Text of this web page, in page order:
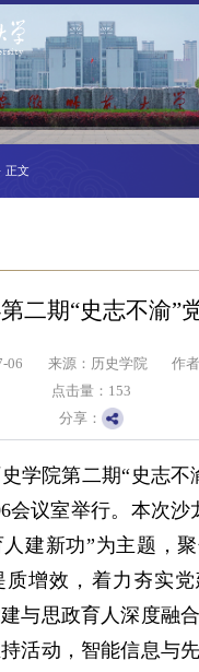
· 正文
二期“史志不渝”
06 来源：历史学院
作
点击量： 153
分享：
学院第二期“史志不
会议室举行。本次沙
建新功”为主题，
质增效，着力夯实
与思政育人深度融
活动，智能信息与